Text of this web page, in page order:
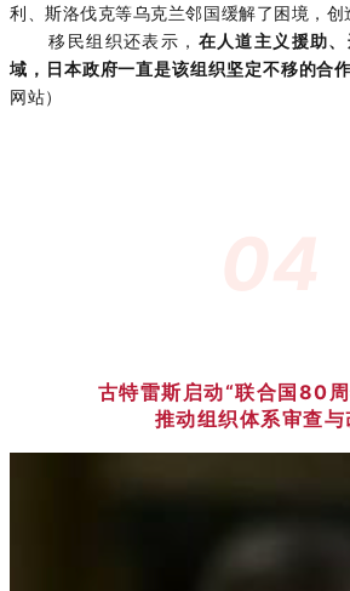
利、斯洛伐克等乌克兰邻国缓解了困境，创
移民组织还表示， 在人道主义援助
域，日本政府一直是该组织坚定不移的合作
网站）
古特雷斯启动“联合国80周
推动组织体系审查与